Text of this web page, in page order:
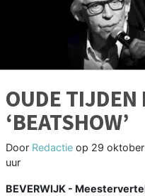
OUDE TIJDEN
‘BEATSHOW’
Door Redactie op 29
uur
BEVERWIJK -